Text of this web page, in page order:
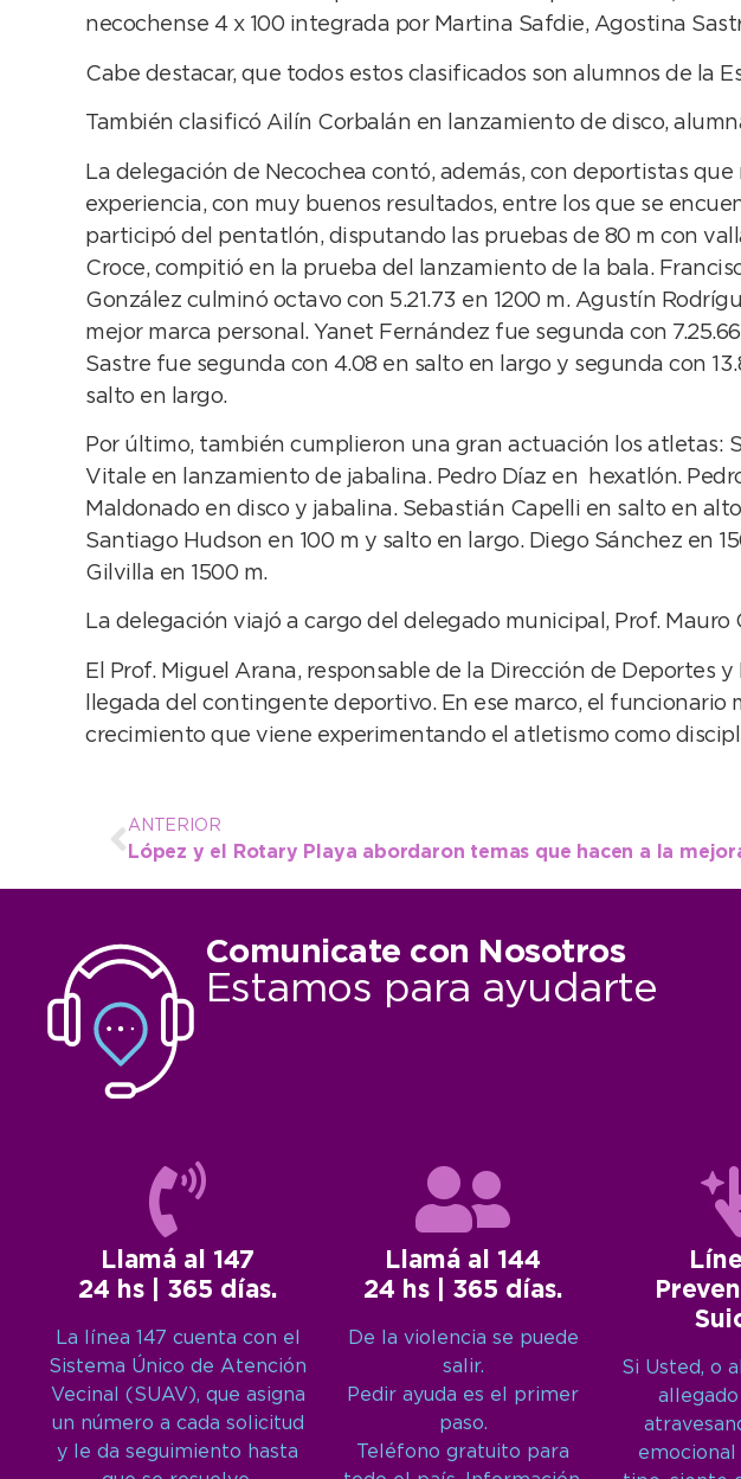
necochense 4 x 100 integrada por Martina Safdie, Agostina
Cabe destacar, que todos estos clasificados son alumnos de la
También clasificó Ailín Corbalán en lanzamiento de disco,
La delegación de Necochea contó, además, con deportistas
experiencia, con muy buenos resultados, entre los que se
participó del pentatlón, disputando las pruebas de 80 m con
Croce, compitió en la prueba del lanzamiento de la bala.
González culminó octavo con 5.21.73 en 1200 m. Agustín
mejor marca personal. Yanet Fernández fue segunda con
Sastre fue segunda con 4.08 en salto en largo y segunda con
salto en largo.
Por último, también cumplieron una gran actuación los atletas:
Vitale en lanzamiento de jabalina. Pedro Díaz en hexatlón.
Maldonado en disco y jabalina. Sebastián Capelli en salto en
Santiago Hudson en 100 m y salto en largo. Diego Sánchez en
Gilvilla en 1500 m.
La delegación viajó a cargo del delegado municipal, Prof.
El Prof. Miguel Arana, responsable de la Dirección de
llegada del contingente deportivo. En ese marco, el
crecimiento que viene experimentando el atletismo como
ANTERIOR
Comunicate con Nosotros
Estamos para ayudarte
Llamá al 147
24 hs | 365 días.
La línea 147 cuenta con el
Sistema Único de Atención
Vecinal (SUAV), que asigna
un número a cada solicitud
y le da seguimiento hasta
Llamá al 144
24 hs | 365 días.
De la violencia se puede
salir.
Pedir ayuda es el primer
paso.
Teléfono gratuito para
Si Usted, o
allegado
emocional